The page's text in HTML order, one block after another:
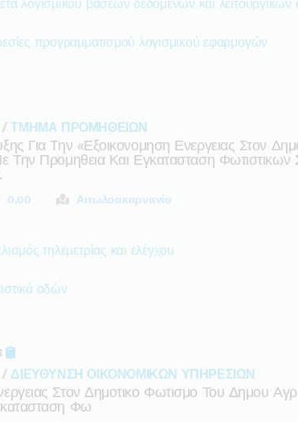
λογισμικού βάσεων δεδομένων και λειτουργικών
προγραμματισμού λογισμικού εφαρμογών
/ΤΜΗΜΑ ΠΡΟΜΗΘΕΙΩΝ
Για Την «εξοικονομηση Ενεργειας Στον
Την Προμηθεια Και Εγκατασταση
0,00 Αιτωλοακαρνανία
τηλεμετρίας και ελέγχου
οδών
/ ΔΙΕΥΘΥΝΣΗ ΟΙΚΟΝΟΜΙΚΩΝ ΥΠΗΡΕΣΙΩΝ
Στον Δημοτικο Φωτισμο Του Δημου
Φω